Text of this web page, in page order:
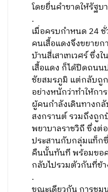
โดยยื่นคำขาดให้รัฐบ
.
เมื่อครบกำหนด 24 ชั่
คนเสื้อแดงจึงขยาย
บ้านสี่เสาเทเวศร์ ซึ่ง
เสื้อแดง ก็ได้ปิดถนน
ชัยสมรภูมิ แต่กลับถู
อย่างหนักว่าทำให้กา
ผู้คนกำลังเดินทางก
สงกรานต์ รวมถึงถูก
พยาบาลราชวิถี ซึ่งต่
ประสานกับกลุ่มแท็ก
คืนนั้นทันที พร้อมขอ
กลับไปรวมตัวกันที่ข้
.